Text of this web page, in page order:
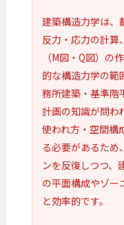
建築構造力学は、
反力・応力の計算
（M図・Q図）の
的な構造力学の範
務所建築・基準階
計画の知識が問わ
使われ方・空間構
る必要があるため
ンを反復しつつ、
の平面構成やゾー
と効率的です。